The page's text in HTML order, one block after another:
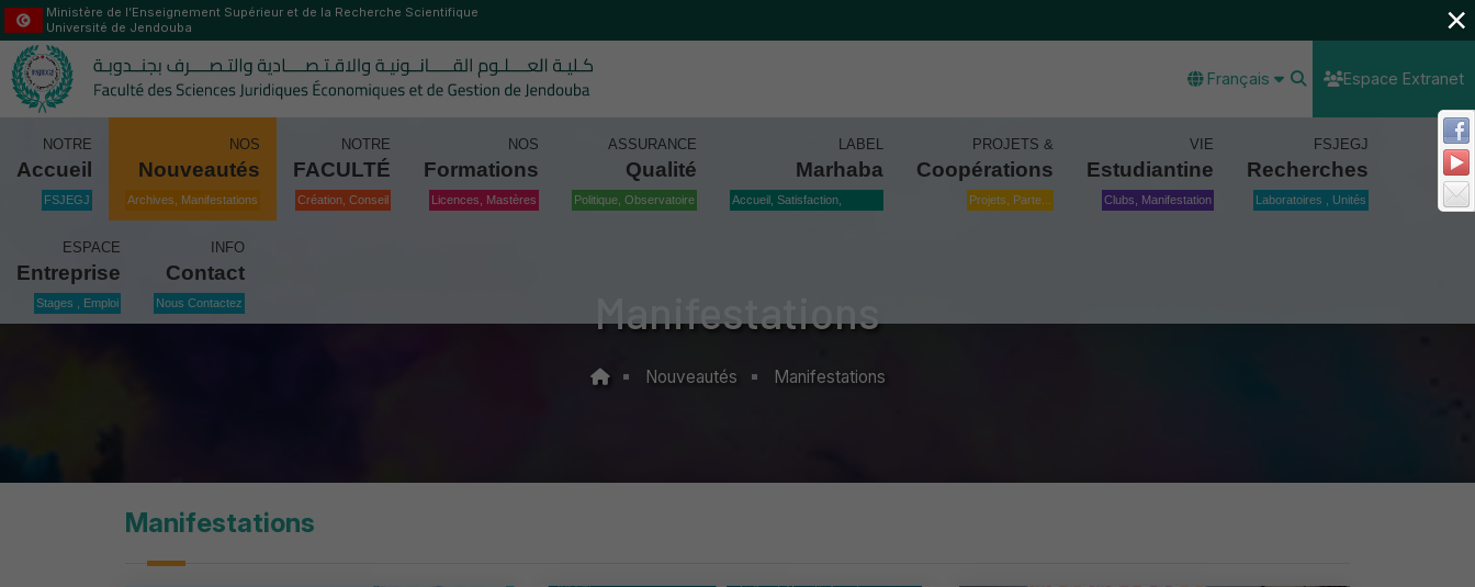
Ministère de l’Enseignement Supérieur et de la Recherche Scientifique
Université de Jendouba
Français Espace Extranet
NOTRE
Accueil
FSJEGJ
NOS
Nouveautés
Archives, Manifestations
NOTRE
FACULTÉ
Création, Conseil
NOS
Formations
Licences, Mastères
ASSURANCE
Qualité
Politique, Observatoire
LABEL
Marhaba
Accueil, Satisfaction,
PROJETS &
Coopérations
Projets, Parte...
VIE
Estudiantine
Clubs, Manifestation
FSJEGJ
Recherches
Laboratoires , Unités
ESPACE
Entreprise
Stages , Emploi
INFO
Contact
Nous Contactez Manifestations
Nouveautés Manifestations
Manifestations
×